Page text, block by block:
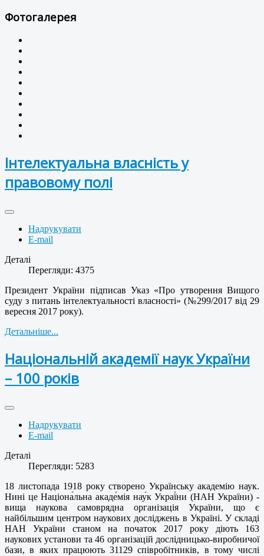
Фотогалерея
Інтелектуальна власність у
правовому полі
Надрукувати
E-mail
Деталі
Перегляди: 4375
Президент України підписав Указ «Про утворення Вищого
суду з питань інтелектуальності власності» (№299/2017 від 29
вересня 2017 року).
Детальніше...
Національній академії наук України
– 100 років
Надрукувати
E-mail
Деталі
Перегляди: 5283
18 листопада 1918 року створено Українську академію наук.
Нині це Націона́льна акаде́мія нау́к Украї́ни (НАН України) -
вища наукова самоврядна організація України, що є
найбільшим центром наукових досліджень в Україні. У складі
НАН України станом на початок 2017 року діють 163
наукових установи та 46 організацій дослідницько-виробничої
бази, в яких працюють 31129 співробітників, в тому числі